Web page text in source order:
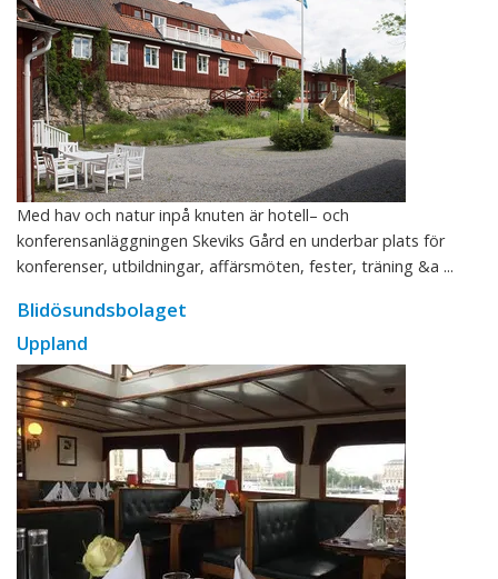
Med hav och natur inpå knuten är hotell– och
konferensanläggningen Skeviks Gård en underbar plats för
konferenser, utbildningar, affärsmöten, fester, träning &a ...
Blidösundsbolaget
Uppland